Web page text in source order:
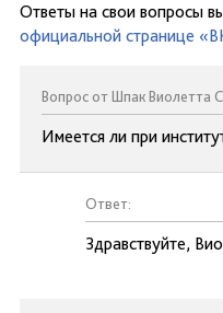
Ответы на свои вопросы
официальной странице
Вопрос от Шпак Виолетта
Имеется ли при
Ответ:
Здравствуйте,